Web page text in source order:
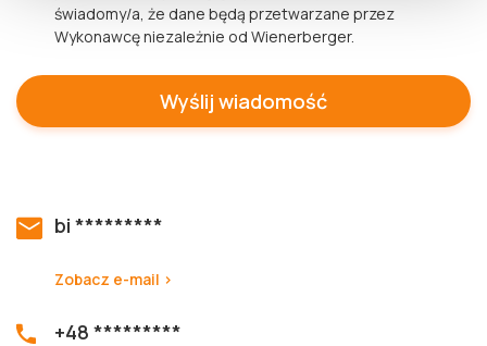
świadomy/a, że dane będą przetwarzane przez
Wykonawcę niezależnie od Wienerberger.
bi *********
Zobacz e-mail >
+48 *********